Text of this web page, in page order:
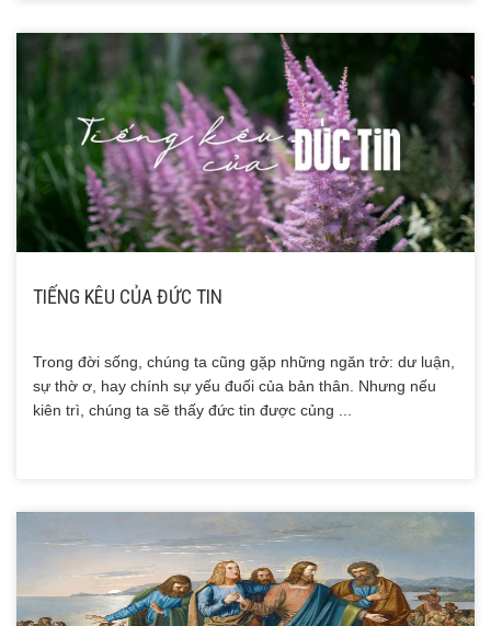
TIẾNG KÊU CỦA ĐỨC TIN
Trong đời sống, chúng ta cũng gặp những ngăn trở: dư luận,
sự thờ ơ, hay chính sự yếu đuối của bản thân. Nhưng nếu
kiên trì, chúng ta sẽ thấy đức tin được củng ...